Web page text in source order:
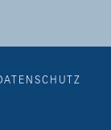
DATENSCHUTZ